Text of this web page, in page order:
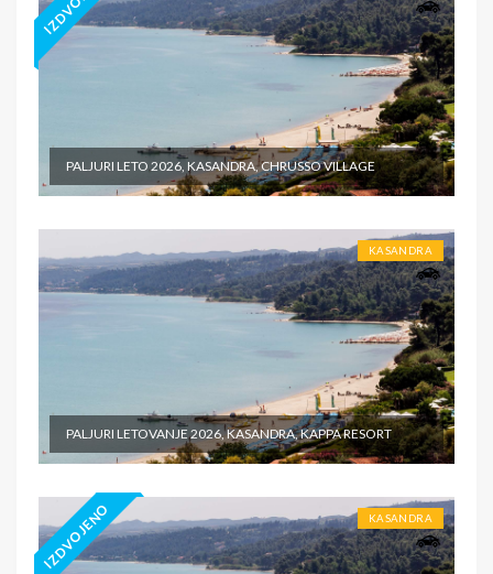
PALJURI LETO 2026, KASANDRA, CHRUSSO VILLAGE
KASANDRA
PALJURI LETOVANJE 2026, KASANDRA, KAPPA RESORT
IZDVOJENO KASANDRA